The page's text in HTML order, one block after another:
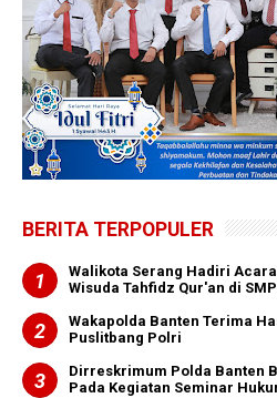
BERITA TERPOPULER
Walikota Serang Hadiri
Wisuda Tahfidz Qur'an di
Wakapolda Banten Terima
Puslitbang Polri
Dirreskrimum Polda Banten
Pada Kegiatan Seminar